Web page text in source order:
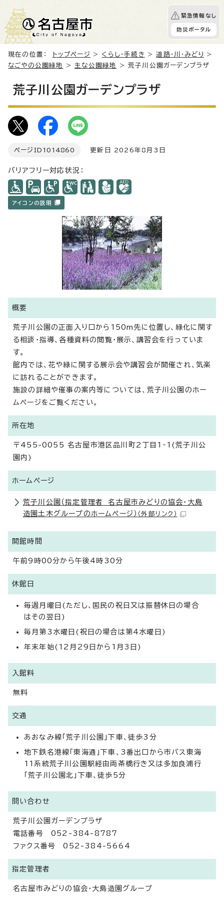
緊急情報なし
防災ポータル
現在の位置： トップページ > くらし・手続き >道路・川・みどり
>
なごやの公園緑地
>主な公園緑地 > 荒子川公園ガーデンプラザ
荒子川公園ガーデンプラザ
ページID 1014860 更新日 2026年8月3日
バリアフリー対応状況：
アイコンの説明
概要
荒子川公園の正面入り口から150m先に位置し、緑化に関す
る相談・指導、各種資料の閲覧・展示、講習会を行っていま
す。
館内では、花や緑に関する展示会や講習会が開催され、気楽
に訪れることができます。
施設の詳細や催事の案内等については、荒子川公園のホー
ムページをご覧ください。
所在地
〒455-0055 名古屋市港区品川町2丁目1‐1(荒子川公
園内)
ホームページ
荒子川公園（指定管理者 名古屋市みどりの協会・大島
造園土木グループのホームページ） （外部リンク）
開館時間
午前9時00分から午後4時30分
休館日
毎週月曜日(ただし、国民の祝日又は振替休日の場合
はその翌日)
毎月第3水曜日(祝日の場合は第4水曜日)
年末年始(12月29日から1月3日)
入館料
無料
交通
あおなみ線「荒子川公園」下車、徒歩3分
地下鉄名港線「東海通」下車、3番出口から市バス東海
11系統荒子川公園駅経由両茶橋行き又は多加良浦行
「荒子川公園北」下車、徒歩5分
問い合わせ
荒子川公園ガーデンプラザ
電話番号 052-384-8787
ファクス番号 052-384-5664
指定管理者
名古屋市みどりの協会・大島造園グループ